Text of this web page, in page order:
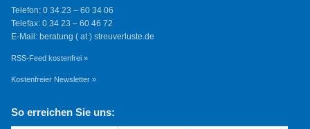
Telefon: 0 34 23 – 60 34 06
Telefax: 0 34 23 – 60 46 72
E-Mail: beratung ( at ) streuverluste.de
RSS-Feed kostenfrei »
Kostenfreier Newsletter »
So erreichen Sie uns: